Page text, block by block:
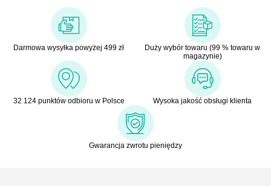
Darmowa wysyłka powyżej 499 zł
Duży wybór towaru (99 % towaru w
magazynie)
32 124 punktów odbioru w Polsce Wysoka jakość obsługi klienta
Gwarancja zwrotu pieniędzy